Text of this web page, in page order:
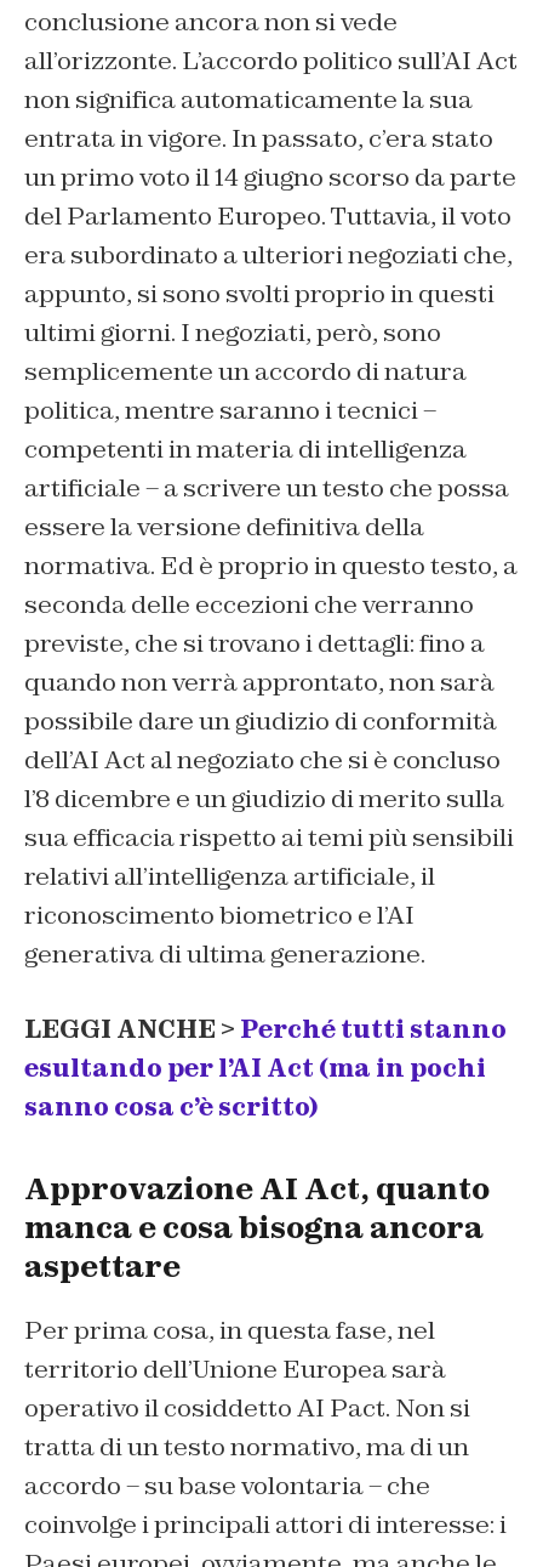
conclusione ancora non si vede
all’orizzonte. L’accordo politico sull’AI Act
non significa automaticamente la sua
entrata in vigore. In passato, c’era stato
un primo voto il 14 giugno scorso da parte
del Parlamento Europeo. Tuttavia, il voto
era subordinato a ulteriori negoziati che,
appunto, si sono svolti proprio in questi
ultimi giorni. I negoziati, però, sono
semplicemente un accordo di natura
politica, mentre saranno i tecnici –
competenti in materia di intelligenza
artificiale – a scrivere un testo che possa
essere la versione definitiva della
normativa. Ed è proprio in questo testo, a
seconda delle eccezioni che verranno
previste, che si trovano i dettagli: fino a
quando non verrà approntato, non sarà
possibile dare un giudizio di conformità
dell’AI Act al negoziato che si è concluso
l’8 dicembre e un giudizio di merito sulla
sua efficacia rispetto ai temi più sensibili
relativi all’intelligenza artificiale, il
riconoscimento biometrico e l’AI
generativa di ultima generazione.
LEGGI ANCHE > Perché tutti stanno
esultando per l’AI Act (ma in pochi
sanno cosa c’è scritto)
Approvazione AI Act, quanto
manca e cosa bisogna ancora
aspettare
Per prima cosa, in questa fase, nel
territorio dell’Unione Europea sarà
operativo il cosiddetto AI Pact. Non si
tratta di un testo normativo, ma di un
accordo – su base volontaria – che
coinvolge i principali attori di interesse: i